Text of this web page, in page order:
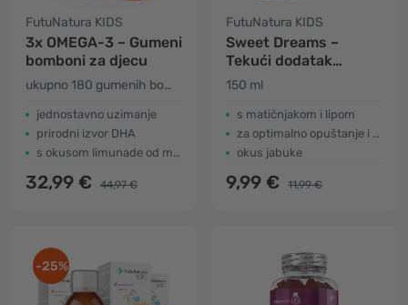
FutuNatura KIDS
3x OMEGA-3 – Gumeni
bomboni za djecu
ukupno 180 gumenih bombona
jednostavno uzimanje
prirodni izvor DHA
s okusom limunade od malina
32,99 € 44,97 €
FutuNatura KIDS
Sweet Dreams –
Tekući dodatak
prehrani za djecu za
150 ml
s matičnjakom i lipom
za optimalno opuštanje i san
okus jabuke
9,99 € 11,99 €
-25%